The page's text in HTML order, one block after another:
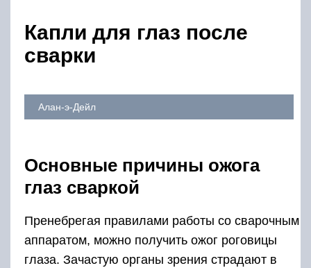
Капли для глаз после
сварки
Алан-э-Дейл
Основные причины ожога
глаз сваркой
Пренебрегая правилами работы со сварочным
аппаратом, можно получить ожог роговицы
глаза. Зачастую органы зрения страдают в